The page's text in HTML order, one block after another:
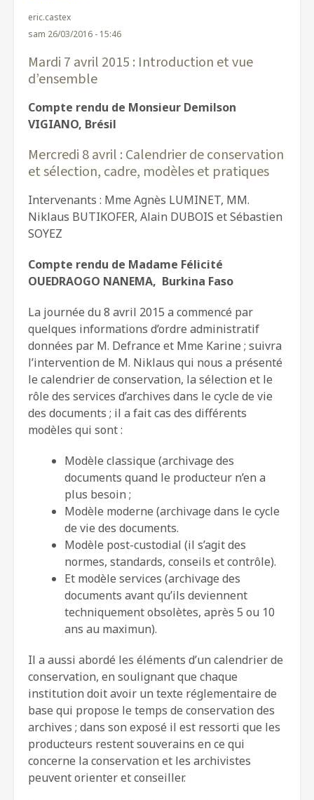
eric.castex
sam 26/03/2016 - 15:46
Mardi 7 avril 2015 : Introduction et vue
d’ensemble
Compte rendu de Monsieur Demilson
VIGIANO, Brésil
Mercredi 8 avril : Calendrier de conservation
et sélection, cadre, modèles et pratiques
Intervenants : Mme Agnès LUMINET, MM.
Niklaus BUTIKOFER, Alain DUBOIS et Sébastien
SOYEZ
Compte rendu de Madame Félicité
OUEDRAOGO NANEMA, Burkina Faso
La journée du 8 avril 2015 a commencé par
quelques informations d’ordre administratif
données par M. Defrance et Mme Karine ; suivra
l’intervention de M. Niklaus qui nous a présenté
le calendrier de conservation, la sélection et le
rôle des services d’archives dans le cycle de vie
des documents ; il a fait cas des différents
modèles qui sont :
Modèle classique (archivage des
documents quand le producteur n’en a
plus besoin ;
Modèle moderne (archivage dans le cycle
de vie des documents.
Modèle post-custodial (il s’agit des
normes, standards, conseils et contrôle).
Et modèle services (archivage des
documents avant qu’ils deviennent
techniquement obsolètes, après 5 ou 10
ans au maximun).
Il a aussi abordé les éléments d’un calendrier de
conservation, en soulignant que chaque
institution doit avoir un texte réglementaire de
base qui propose le temps de conservation des
archives ; dans son exposé il est ressorti que les
producteurs restent souverains en ce qui
concerne la conservation et les archivistes
peuvent orienter et conseiller.